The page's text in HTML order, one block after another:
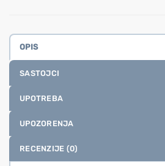
OPIS
SASTOJCI
UPOTREBA
UPOZORENJA
RECENZIJE (0)